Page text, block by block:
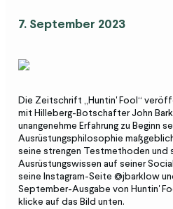
7. September 2023
Die Zeitschrift „Huntin' Fool“
mit Hilleberg-Botschafter John
unangenehme Erfahrung zu Beginn
Ausrüstungsphilosophie
seine strengen Testmethoden und
Ausrüstungswissen auf seiner
seine Instagram-Seite @jbarklow
September-Ausgabe von Huntin'
klicke auf das Bild unten.